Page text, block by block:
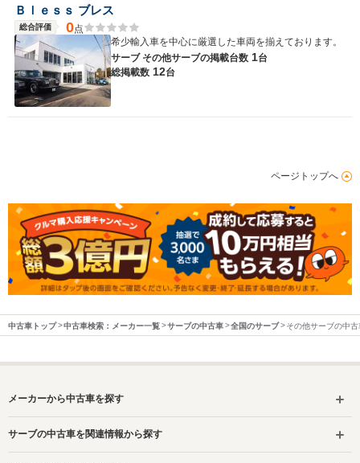
Ｂｌｅｓｓ ブレス
総合評価 0点
希少輸入車を中心に厳選した車両を揃えております。
サーブ その他サーブの掲載台数 1台
総掲載数 12台
ページトップへ
中古車トップ 中古車検索：メーカー一覧 サーブの中古車 全国のサーブ その他サーブの中古
メーカーから中古車を探す
サーブの中古車を関連情報から探す